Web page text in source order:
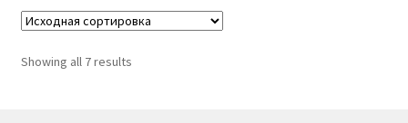
Showing all 7 results